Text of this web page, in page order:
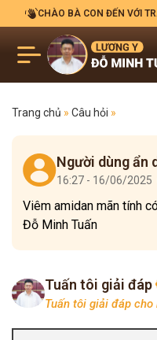
CHÀO BÀ CON ĐẾN VỚI
Trang chủ » Câu hỏi »
Người dùng ẩn
16:27 - 16/06/2025
Viêm amidan mãn tính
Đỗ Minh Tuấn
Tuấn tôi giải đáp
Tuấn tôi giải đáp cho